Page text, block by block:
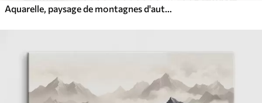
Aquarelle, paysage de montagnes d'automne, forêt de pins, coucher de soleil